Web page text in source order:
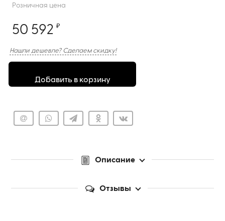
Розничная цена
50 592 ₽
Нашли дешевле? Сделаем скидку!
Добавить в корзину
Описание
Отзывы